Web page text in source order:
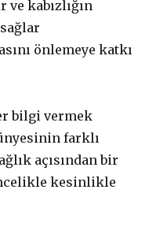
ve kabızlığın
önlemeye katkı
bilgi vermek
farklı
açısından bir
kesinlikle